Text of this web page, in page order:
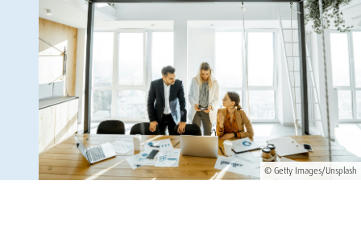
© Getty Images/Unsplash